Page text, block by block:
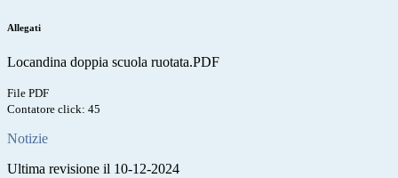
Allegati
Locandina doppia scuola ruotata.PDF
File PDF
Contatore click: 45
Notizie
Ultima revisione il 10-12-2024